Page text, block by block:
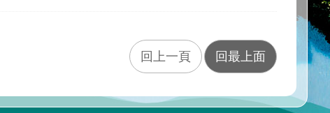
回上一頁 回最上面